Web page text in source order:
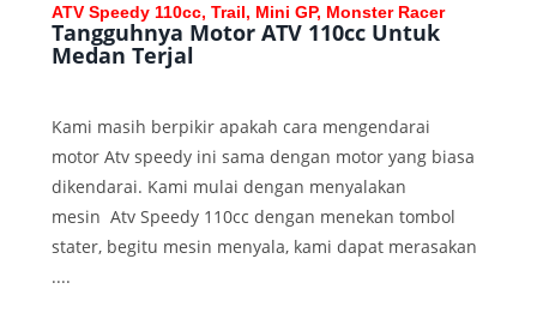
ATV Speedy 110cc, Trail, Mini GP, Monster Racer
Tangguhnya Motor ATV 110cc Untuk
Medan Terjal
Kami masih berpikir apakah cara mengendarai
motor Atv speedy ini sama dengan motor yang biasa
dikendarai. Kami mulai dengan menyalakan
mesin Atv Speedy 110cc dengan menekan tombol
stater, begitu mesin menyala, kami dapat merasakan
....